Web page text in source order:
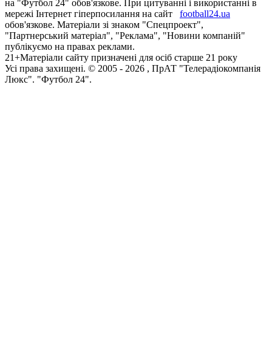
на "Футбол 24" обов'язкове. При цитуванні і використанні в
мережі Інтернет гіперпосилання на сайт
football24.ua
обов'язкове. Матеріали зі знаком "Спецпроект",
"Партнерський матеріал", "Реклама", "Новини компаній"
публікуємо на правах реклами.
21+Матеріали сайту призначені для осіб старше 21 року
Усi права захищенi. © 2005 - 2026 , ПрАТ "Телерадіокомпанія
Люкс". "Футбол 24".